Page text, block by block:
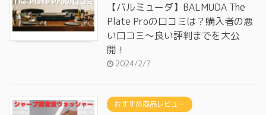
【バルミューダ】BALMUDA The
Plate Proの口コミは？購入者の悪
い口コミ～良い評判までを大公
開！
2024/2/7
おすすめ商品レビュー